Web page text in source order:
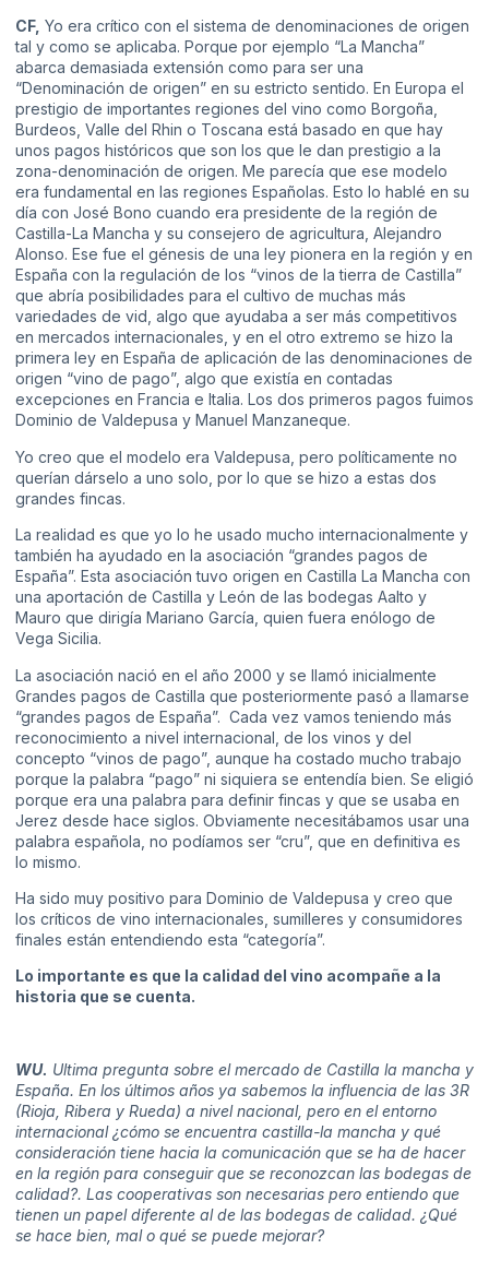
CF, Yo era crítico con el sistema de denominaciones de origen
tal y como se aplicaba. Porque por ejemplo “La Mancha”
abarca demasiada extensión como para ser una
“Denominación de origen” en su estricto sentido. En Europa el
prestigio de importantes regiones del vino como Borgoña,
Burdeos, Valle del Rhin o Toscana está basado en que hay
unos pagos históricos que son los que le dan prestigio a la
zona-denominación de origen. Me parecía que ese modelo
era fundamental en las regiones Españolas. Esto lo hablé en su
día con José Bono cuando era presidente de la región de
Castilla-La Mancha y su consejero de agricultura, Alejandro
Alonso. Ese fue el génesis de una ley pionera en la región y en
España con la regulación de los “vinos de la tierra de Castilla”
que abría posibilidades para el cultivo de muchas más
variedades de vid, algo que ayudaba a ser más competitivos
en mercados internacionales, y en el otro extremo se hizo la
primera ley en España de aplicación de las denominaciones de
origen “vino de pago”, algo que existía en contadas
excepciones en Francia e Italia. Los dos primeros pagos fuimos
Dominio de Valdepusa y Manuel Manzaneque.
Yo creo que el modelo era Valdepusa, pero políticamente no
querían dárselo a uno solo, por lo que se hizo a estas dos
grandes fincas.
La realidad es que yo lo he usado mucho internacionalmente y
también ha ayudado en la asociación “grandes pagos de
España”. Esta asociación tuvo origen en Castilla La Mancha con
una aportación de Castilla y León de las bodegas Aalto y
Mauro que dirigía Mariano García, quien fuera enólogo de
Vega Sicilia.
La asociación nació en el año 2000 y se llamó inicialmente
Grandes pagos de Castilla que posteriormente pasó a llamarse
“grandes pagos de España”. Cada vez vamos teniendo más
reconocimiento a nivel internacional, de los vinos y del
concepto “vinos de pago”, aunque ha costado mucho trabajo
porque la palabra “pago” ni siquiera se entendía bien. Se eligió
porque era una palabra para definir fincas y que se usaba en
Jerez desde hace siglos. Obviamente necesitábamos usar una
palabra española, no podíamos ser “cru”, que en definitiva es
lo mismo.
Ha sido muy positivo para Dominio de Valdepusa y creo que
los críticos de vino internacionales, sumilleres y consumidores
finales están entendiendo esta “categoría”.
Lo importante es que la calidad del vino acompañe a la
historia que se cuenta.
WU. Ultima pregunta sobre el mercado de Castilla la mancha y
España. En los últimos años ya sabemos la influencia de las 3R
(Rioja, Ribera y Rueda) a nivel nacional, pero en el entorno
internacional ¿cómo se encuentra castilla-la mancha y qué
consideración tiene hacia la comunicación que se ha de hacer
en la región para conseguir que se reconozcan las bodegas de
calidad?. Las cooperativas son necesarias pero entiendo que
tienen un papel diferente al de las bodegas de calidad. ¿Qué
se hace bien, mal o qué se puede mejorar?